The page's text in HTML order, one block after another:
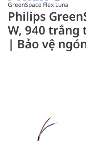
GreenSpace Flex Luna
Philips
W, 940 trắng
| Bảo vệ